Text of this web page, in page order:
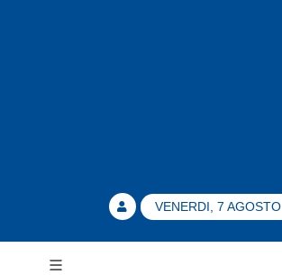
VENERDI, 7 AGOSTO